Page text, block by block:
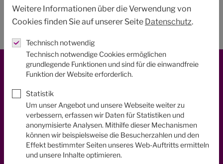
Sie können eineneue Registrierungstarten.
Kirchentag Newsletter
Bleiben Sie immer über unsere neuesten Aktivitäten
Weitere Informationen über die Verwendung von
Cookies finden Sie auf unserer Seite Datenschutz.
Technisch notwendig
Technisch notwendige Cookies ermöglichen
grundlegende Funktionen und sind für die einwandfreie
Funktion der Website erforderlich.
Statistik
Um unser Angebot und unsere Webseite weiter zu
verbessern, erfassen wir Daten für Statistiken und
anonymisierte Analysen. Mithilfe dieser Mechanismen
können wir beispielsweise die Besucherzahlen und den
Effekt bestimmter Seiten unseres Web-Auftritts ermitteln
und unsere Inhalte optimieren.